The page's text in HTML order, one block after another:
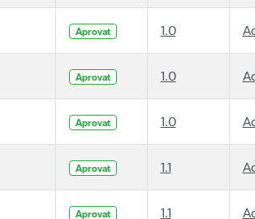
Aprovat 1.0
1.0
Aprovat 1.0
1.1
Aprovat 1.1